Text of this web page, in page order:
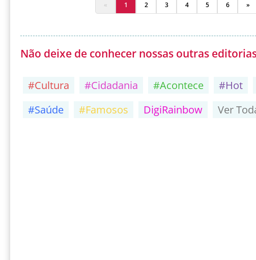
« 1 2 3 4 5 6 »
Não deixe de conhecer nossas outras
#Cultura #Cidadania #Acontece #Hot
#Saúde
#Famosos DigiRainbow Ver